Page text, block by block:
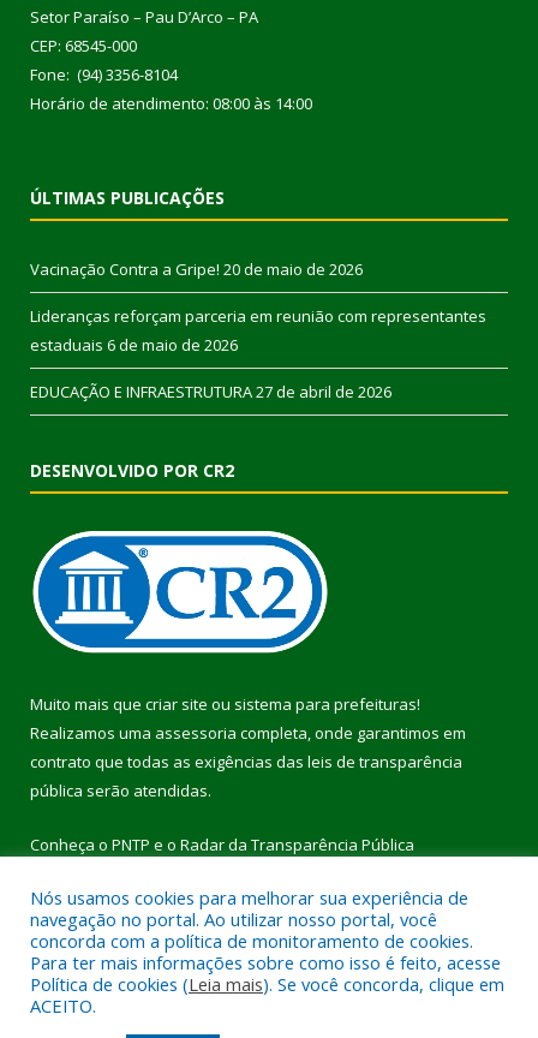
Setor Paraíso – Pau D’Arco – PA
CEP: 68545-000
Fone: (94) 3356-8104
Horário de atendimento: 08:00 às 14:00
ÚLTIMAS PUBLICAÇÕES
Vacinação Contra a Gripe! 20 de maio de 2026
Lideranças reforçam parceria em reunião com representantes
estaduais 6 de maio de 2026
EDUCAÇÃO E INFRAESTRUTURA27 de abril de 2026
DESENVOLVIDO POR CR2
Muito mais que criar site ou sistema para prefeituras!
Realizamos uma assessoria completa, onde garantimos em
contrato que todas as exigências das leis de transparência
pública serão atendidas.
Conheça o PNTP e o Radar da Transparência Pública
Todos os direitos reservados a Prefeitura Municipal de Pau
D’Arco.
Nós usamos cookies para melhorar sua experiência de
navegação no portal. Ao utilizar nosso portal, você
concorda com a política de monitoramento de cookies.
Para ter mais informações sobre como isso é feito, acesse
Política de cookies (Leia mais). Se você concorda, clique em
ACEITO.